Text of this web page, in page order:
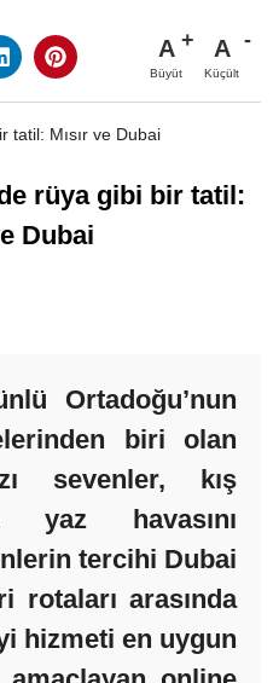
A
Büyüt
A
Küçült
rüya gibi bir tatil:
Dubai
Ortadoğu’nun
biri olan
sevenler, kış
yaz havasını
tercihi Dubai
rotaları arasında
hizmeti en uygun